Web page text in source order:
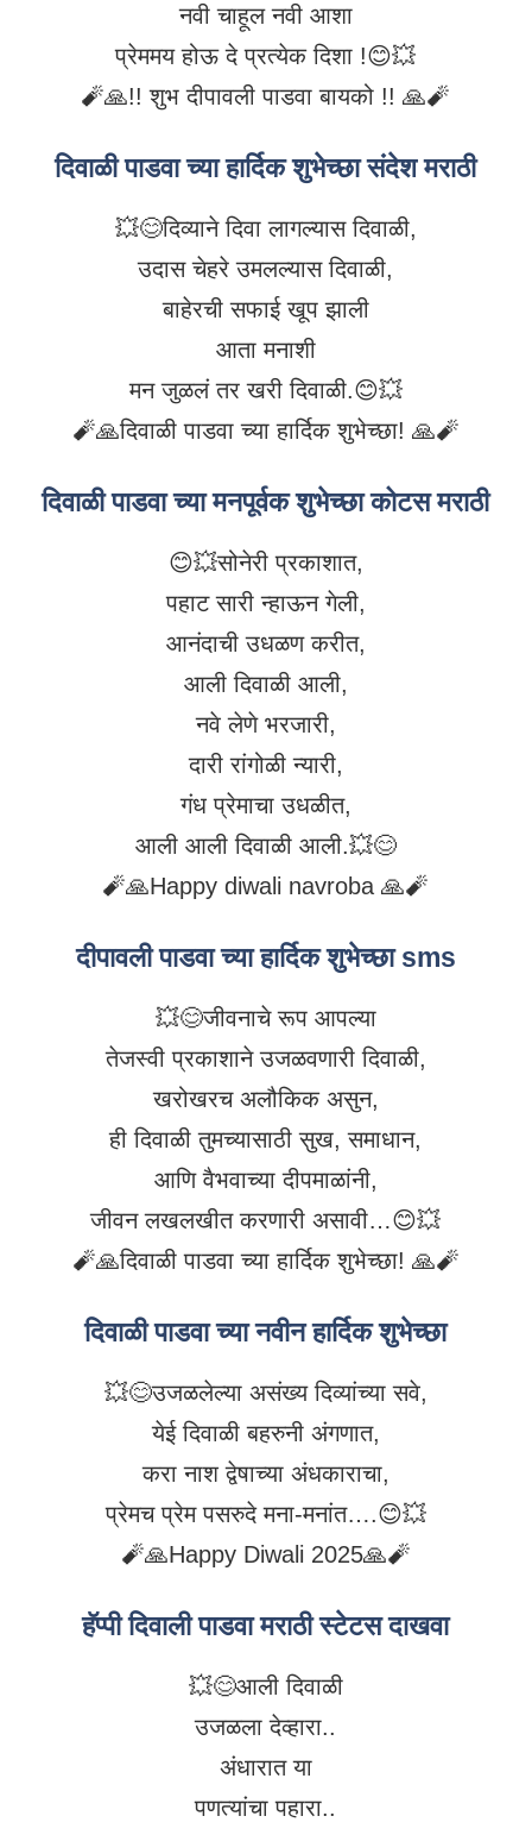
नवी चाहूल नवी आशा
प्रेममय होऊ दे प्रत्येक दिशा !😊💥
🧨🙏!! शुभ दीपावली पाडवा बायको !! 🙏🧨
दिवाळी पाडवा च्या हार्दिक शुभेच्छा संदेश मराठी
💥😊दिव्याने दिवा लागल्यास दिवाळी,
उदास चेहरे उमलल्यास दिवाळी,
बाहेरची सफाई खूप झाली
आता मनाशी
मन जुळलं तर खरी दिवाळी.😊💥
🧨🙏दिवाळी पाडवा च्या हार्दिक शुभेच्छा! 🙏🧨
दिवाळी पाडवा च्या मनपूर्वक शुभेच्छा कोटस मराठी
😊💥सोनेरी प्रकाशात,
पहाट सारी न्हाऊन गेली,
आनंदाची उधळण करीत,
आली दिवाळी आली,
नवे लेणे भरजारी,
दारी रांगोळी न्यारी,
गंध प्रेमाचा उधळीत,
आली आली दिवाळी आली.💥😊
🧨🙏Happy diwali navroba 🙏🧨
दीपावली पाडवा च्या हार्दिक शुभेच्छा sms
💥😊जीवनाचे रूप आपल्या
तेजस्वी प्रकाशाने उजळवणारी दिवाळी,
खरोखरच अलौकिक असुन,
ही दिवाळी तुमच्यासाठी सुख, समाधान,
आणि वैभवाच्या दीपमाळांनी,
जीवन लखलखीत करणारी असावी…😊💥
🧨🙏दिवाळी पाडवा च्या हार्दिक शुभेच्छा! 🙏🧨
दिवाळी पाडवा च्या नवीन हार्दिक शुभेच्छा
💥😊उजळलेल्या असंख्य दिव्यांच्या सवे,
येई दिवाळी बहरुनी अंगणात,
करा नाश द्वेषाच्या अंधकाराचा,
प्रेमच प्रेम पसरुदे मना-मनांत….😊💥
🧨🙏Happy Diwali 2025🙏🧨
हॅप्पी दिवाली पाडवा मराठी स्टेटस दाखवा
💥😊आली दिवाळी
उजळला देव्हारा..
अंधारात या
पणत्यांचा पहारा..